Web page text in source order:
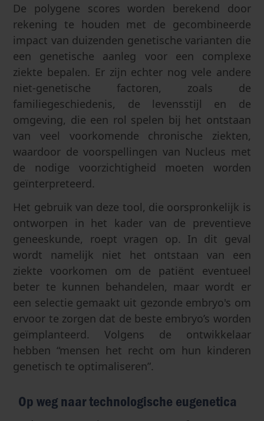
De polygene scores worden berekend door
rekening te houden met de gecombineerde
impact van duizenden genetische varianten die
een genetische aanleg voor een complexe
ziekte bepalen. Er zijn echter nog vele andere
niet-genetische factoren, zoals de
familiegeschiedenis, de levensstijl en de
omgeving, die een rol spelen bij het ontstaan
van veel voorkomende chronische ziekten,
waardoor de voorspellingen van Nucleus met
de nodige voorzichtigheid moeten worden
geïnterpreteerd.
Het gebruik van deze tool, die oorspronkelijk is
ontworpen in het kader van de preventieve
geneeskunde, roept vragen op. In dit geval
wordt namelijk niet het ontstaan van een
ziekte voorkomen om de patiënt eventueel
beter te kunnen behandelen, maar wordt er
een selectie gemaakt uit gezonde embryo's om
ervoor te zorgen dat de beste embryo’s worden
geïmplanteerd. Volgens de ontwikkelaar
hebben “mensen het recht om hun kinderen
genetisch te optimaliseren”.
Op weg naar technologische eugenetica